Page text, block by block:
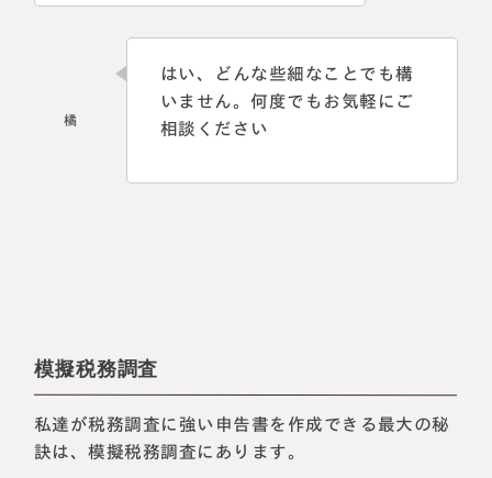
はい、どんな些細なことでも構
いません。何度でもお気軽にご
相談ください
模擬税務調査
私達が税務調査に強い申告書を作成できる最大の秘
訣は、模擬税務調査にあります。